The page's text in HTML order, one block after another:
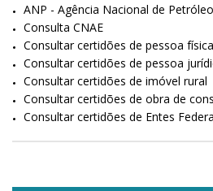
ANP - Agência Nacional de
Consulta CNAE
Consultar certidões de pessoa física
Consultar certidões de pessoa
Consultar certidões de imóvel rural
Consultar certidões de obra de
Consultar certidões de Entes